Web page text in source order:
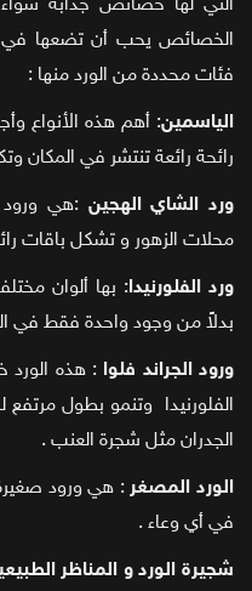
التي لها خصائص جذابة
الخصائص يحب أن تضعها في
فئات محددة من الورد منها :
الياسمين: أهم هذه الأنواع
رائحة رائعة تنتشر في المكان
ورد الشاي الهجين :هي ورود
محلات الزهور و تشكل باقات
ورد الفلورنيدا: بها ألوان
بدلاً من وجود واحدة فقط في
ورود الجراند فلوا : هذه الورد
الفلورنيدا وتنمو بطول مرتفع
الجدران مثل شجرة العنب .
الورد المصغر: هي ورود صغيرة
في أي وعاء .
شجيرة الورد و المناظر